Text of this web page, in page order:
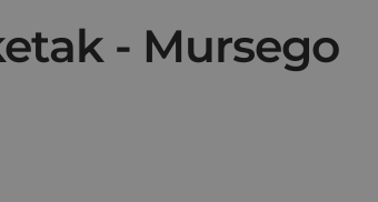
- Mursego